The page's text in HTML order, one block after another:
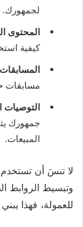
لجمهورك.
المحتوى
كيفية
المسابقات
مسابقات
جمهورك
المبيعات.
وتبسيط الروابط
للعمولة، فهذا